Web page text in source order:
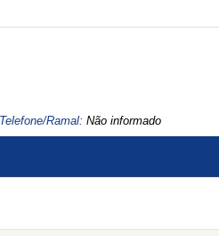
Telefone/Ramal: Não informado